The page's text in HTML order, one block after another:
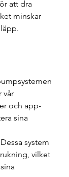
att dra
minskar
vår
och app-
sina
system
vilket